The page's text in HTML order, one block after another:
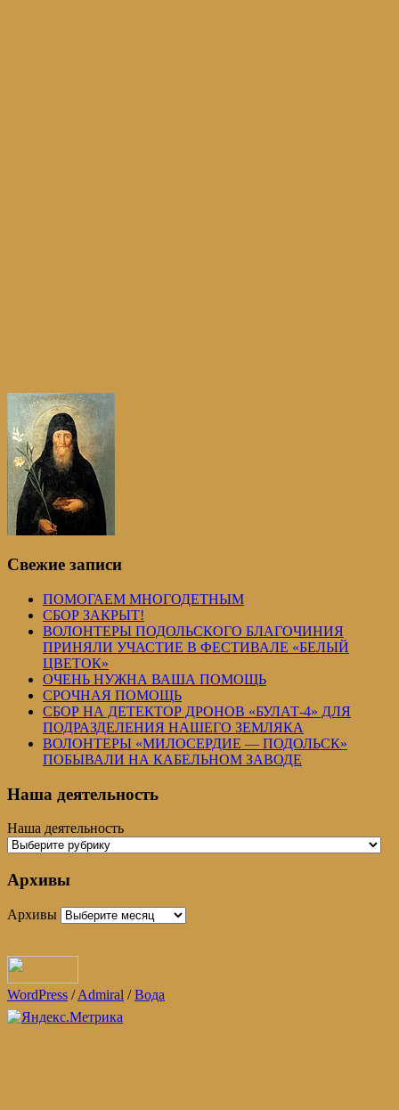
Свежие записи
ПОМОГАЕМ МНОГОДЕТНЫМ
СБОР ЗАКРЫТ!
ВОЛОНТЕРЫ ПОДОЛЬСКОГО БЛАГОЧИНИЯ
ПРИНЯЛИ УЧАСТИЕ В ФЕСТИВАЛЕ «БЕЛЫЙ
ЦВЕТОК»
ОЧЕНЬ НУЖНА ВАША ПОМОЩЬ
СРОЧНАЯ ПОМОЩЬ
СБОР НА ДЕТЕКТОР ДРОНОВ «БУЛАТ-4» ДЛЯ
ПОДРАЗДЕЛЕНИЯ НАШЕГО ЗЕМЛЯКА
ВОЛОНТЕРЫ «МИЛОСЕРДИЕ — ПОДОЛЬСК»
ПОБЫВАЛИ НА КАБЕЛЬНОМ ЗАВОДЕ
Наша деятельность
Наша деятельность
Архивы
Архивы
WordPress /Admiral /Вода